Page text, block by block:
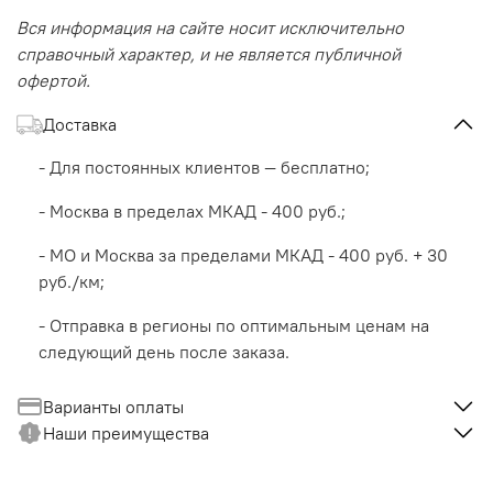
Вся информация на сайте носит исключительно
справочный характер, и не является публичной
офертой.
Доставка
- Для постоянных клиентов — бесплатно;
- Москва в пределах МКАД - 400 руб.;
- МО и Москва за пределами МКАД - 400 руб. + 30
руб./км;
- Отправка в регионы по оптимальным ценам на
следующий день после заказа.
Варианты оплаты
Наши преимущества